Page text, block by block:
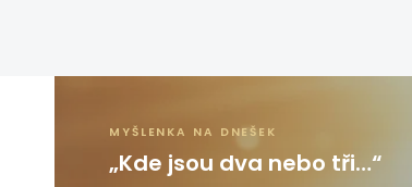
MYŠLENKA NA DNEŠEK
„Kde jsou dva nebo tři…“